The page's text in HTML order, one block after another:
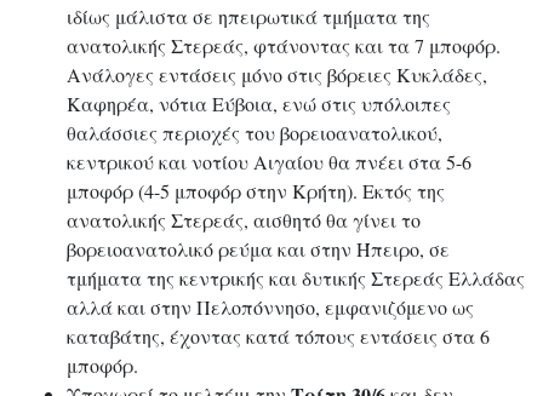
ιδίως μάλιστα σε ηπειρωτικά τμήματα της
ανατολικής Στερεάς, φτάνοντας και τα 7 μποφόρ.
Ανάλογες εντάσεις μόνο στις βόρειες Κυκλάδες,
Καφηρέα, νότια Εύβοια, ενώ στις υπόλοιπες
θαλάσσιες περιοχές του βορειοανατολικού,
κεντρικού και νοτίου Αιγαίου θα πνέει στα 5-6
μποφόρ (4-5 μποφόρ στην Κρήτη). Εκτός της
ανατολικής Στερεάς, αισθητό θα γίνει το
βορειοανατολικό ρεύμα και στην Ήπειρο, σε
τμήματα της κεντρικής και δυτικής Στερεάς Ελλάδας
αλλά και στην Πελοπόννησο, εμφανιζόμενο ως
καταβάτης, έχοντας κατά τόπους εντάσεις στα 6
μποφόρ.